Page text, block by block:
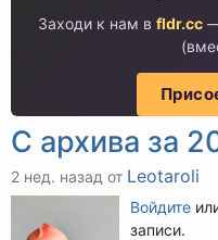
Заходи к нам в fldr.cc
С архива за
2 нед. назад от Leotaroli
Войдите
записи.